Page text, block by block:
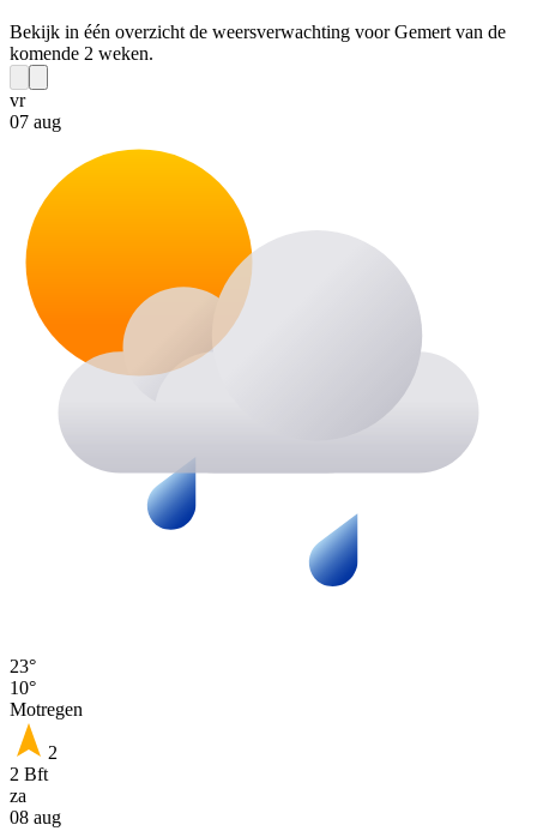
Bekijk in één overzicht de weersverwachting voor Gemert van de
komende 2 weken.
vr
07 aug
23°
10°
Motregen
2
2 Bft
za
08 aug